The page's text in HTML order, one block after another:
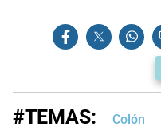
#TEMAS: Colón